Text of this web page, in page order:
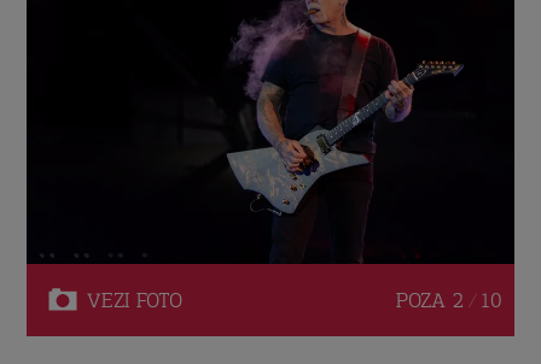
VEZI FOTO POZA 2 / 10